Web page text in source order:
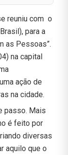
reuniu com o
para a
as Pessoas”.
na capital
ação de
na cidade.
passo. Mais
é feito por
diversas
aquilo que o